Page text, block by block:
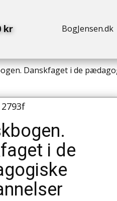
BogJensen.dk
kr
Danskfaget i de
2793f
i de